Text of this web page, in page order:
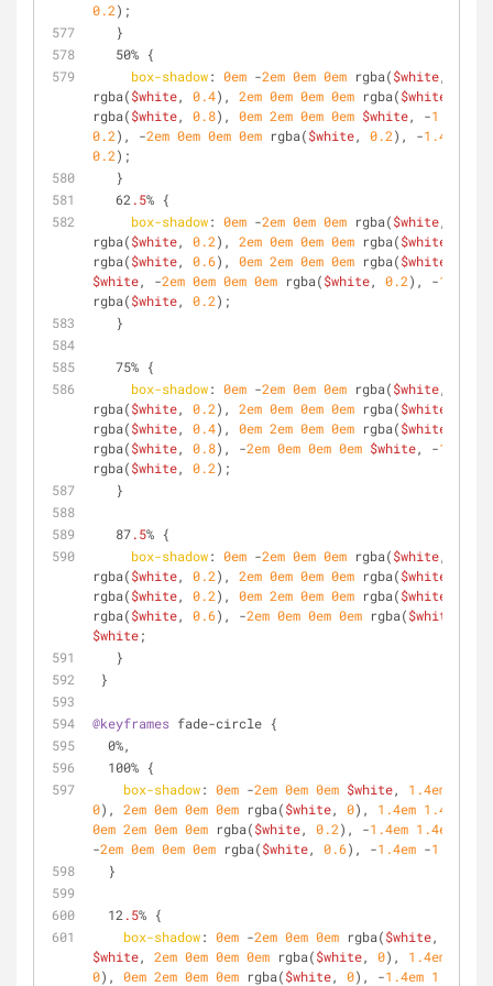
0.2);
   }
   50% {
box-shadow: 0em -2em 0em 0em rgba($white
rgba($white, 0.4), 2em 0em 0em 0em rgba($white
rgba($white, 0.8), 0em 2em 0em 0em $white, -1.4em
0.2), -2em 0em 0em 0em rgba($white, 0.2), -1.4em
0.2);
   }
   62
.5% {
box-shadow: 0em -2em 0em 0em rgba($white
rgba($white, 0.2), 2em 0em 0em 0em rgba($white
rgba($white, 0.6), 0em 2em 0em 0em rgba($white
$white, -2em 0em 0em 0em rgba($white, 0.2), -1.4em
rgba($white, 0.2);
   }
   75% {
box-shadow: 0em -2em 0em 0em rgba($white
rgba($white, 0.2), 2em 0em 0em 0em rgba($white
rgba($white, 0.4), 0em 2em 0em 0em rgba($white
rgba($white, 0.8), -2em 0em 0em 0em $white, -1.4em
rgba($white, 0.2);
   }
   87
.5% {
box-shadow: 0em -2em 0em 0em rgba($white
rgba($white, 0.2), 2em 0em 0em 0em rgba($white
rgba($white, 0.2), 0em 2em 0em 0em rgba($white
rgba($white, 0.6), -2em 0em 0em 0em rgba($white
$white;
   }
}
@keyframes fade-circle {
  0%,
  100% {
box-shadow: 0em -2em 0em 0em $white, 1.4em
0), 2em 0em 0em 0em rgba($white, 0), 1.4em 1.4em
0em 2em 0em 0em rgba($white, 0.2), -1.4em 1.4em
-2em 0em 0em 0em rgba($white, 0.6), -1.4em -1.4em
  }
  12
.5% {
box-shadow: 0em -2em 0em 0em rgba($white,
$white, 2em 0em 0em 0em rgba($white, 0), 1.4em
0), 0em 2em 0em 0em rgba($white, 0), -1.4em 1.4em